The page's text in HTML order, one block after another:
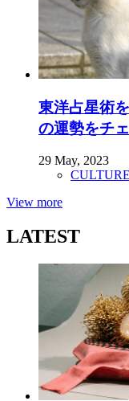
東洋占星術
の運勢をチ
29 May, 2023
CULTURE
View more
LATEST